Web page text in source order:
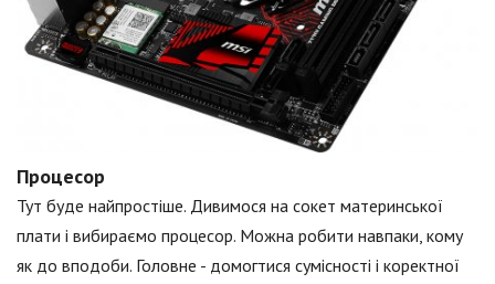
Процесор
Тут буде найпростіше. Дивимося на сокет материнської
плати і вибираємо процесор. Можна робити навпаки, кому
як до вподоби. Головне - домогтися сумісності і коректної